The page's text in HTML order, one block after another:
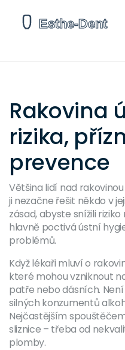
Rakovina
rizika,
prevence
Většina lidí nad
ji nezačne řešit někdo v
zásad, abyste snížili
hlavně poctivá ústní
problémů.
Když lékaři mluví o
které mohou vzniknout
patře nebo dásních.
silných konzumentů
Nejčastějším
sliznice – třeba od
plomby.